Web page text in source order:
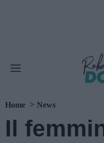
Home News
Il